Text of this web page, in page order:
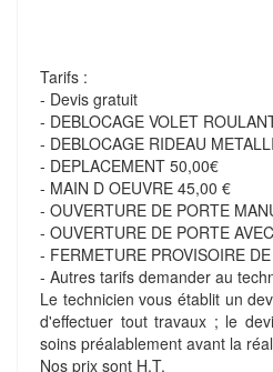
Tarifs :
- Devis gratuit
- DEBLOCAGE VOLET
- DEBLOCAGE RIDEAU
- DEPLACEMENT 50,00€
- MAIN D OEUVRE 45,00 €
- OUVERTURE DE PORTE
- OUVERTURE DE PORTE
- FERMETURE PROVISOIRE
- Autres tarifs demander au
Le technicien vous établit un
d'effectuer tout travaux ; le
soins préalablement avant la
Nos prix sont H.T.